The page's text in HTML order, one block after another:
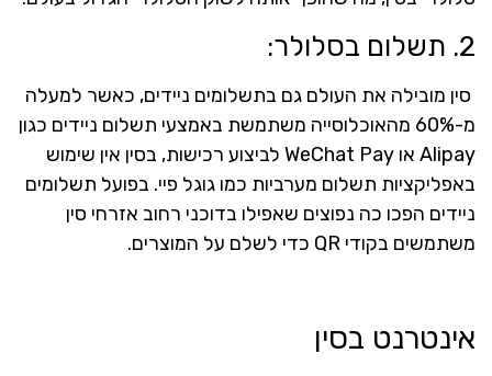
2. תשלום בסלולר:
סין מובילה את העולם גם בתשלומים ניידים, כאשר למעלה
מ-60% מהאוכלוסייה משתמשת באמצעי תשלום ניידים כגון
Alipay או WeChat Pay לביצוע רכישות, בסין אין שימוש
באפליקציות תשלום מערביות כמו גוגל פיי. בפועל תשלומים
ניידים הפכו כה נפוצים שאפילו בדוכני רחוב אזרחי סין
משתמשים בקודי QR כדי לשלם על המוצרים.
אינטרנט בסין